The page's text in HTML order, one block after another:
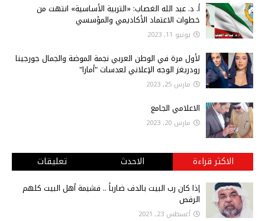
أ‌. د. عبد الله الغصاب: «التربية الأساسية» انتهت من
خطوات الاعتماد الأكاديمي والمؤسسي
يونيو 11, 2023
لأول مرة في الوطن العربي نجمة الموضة والجمال جورجينا
رودريغز الوجه الإعلاني لعدسات "أمارا"
مارس 25, 2023
الاعلامي الجامع
مارس 20, 2023
الاكثر قراءة الاحدث تعليقات
إذا كان رب البيت بالدف ضارباً .. فشيمة أهل البيت كلهم
الرقص
أغسطس 23, 2021